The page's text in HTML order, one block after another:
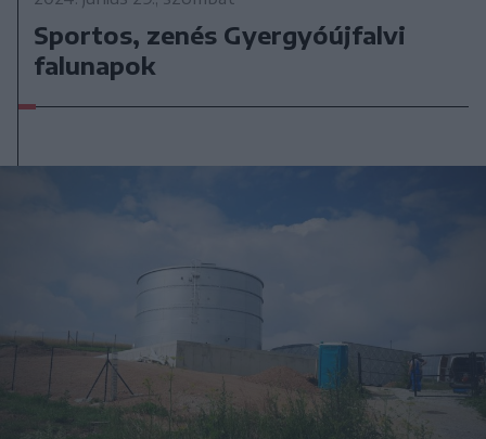
Sportos, zenés Gyergyóújfalvi
falunapok